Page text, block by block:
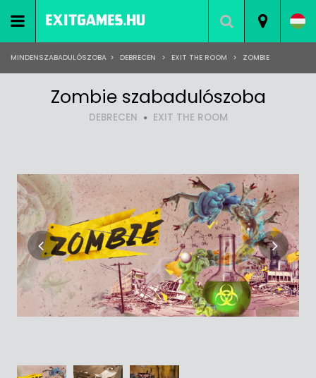
MINDENSZABADULÓSZOBA > DEBRECEN > EXIT THE ROOM > ZOMBIE
Zombie szabadulószoba
DEBRECEN EXIT THE ROOM